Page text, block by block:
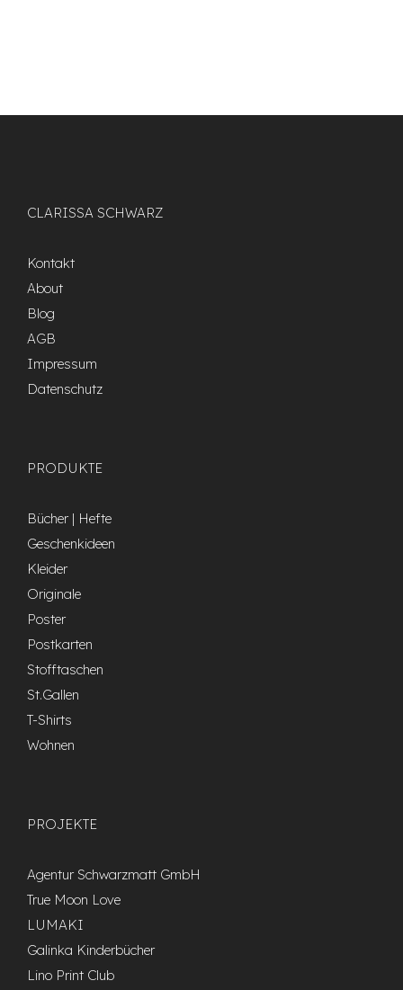
CLARISSA SCHWARZ
Kontakt
About
Blog
AGB
Impressum
Datenschutz
PRODUKTE
Bücher | Hefte
Geschenkideen
Kleider
Originale
Poster
Postkarten
Stofftaschen
St.Gallen
T-Shirts
Wohnen
PROJEKTE
Agentur Schwarzmatt GmbH
True Moon Love
LUMAKI
Galinka Kinderbücher
Lino Print Club